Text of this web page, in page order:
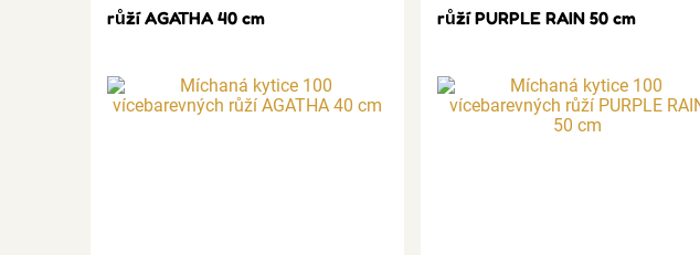
růží AGATHA 40 cm
růží PURPLE RAIN 50 cm